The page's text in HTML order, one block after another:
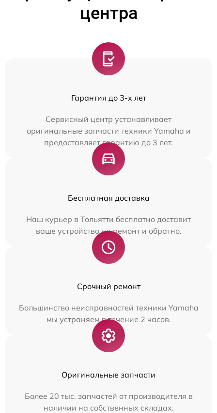
центра
Гарантия до 3-х лет
Сервисный центр устанавливает
оригинальные запчасти техники Yamaha и
предоставляет гарантию до 3 лет.
Бесплатная доставка
Наш курьер в Тольятти бесплатно доставит
ваше устройство на ремонт и обратно.
Срочный ремонт
Большинство неисправностей техники Yamaha
мы устраняем в течение 2 часов.
Оригинальные запчасти
Более 20 тыс. запчастей от производителя в
наличии на собственных складах.